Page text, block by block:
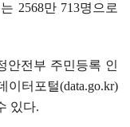
2568만 713명으로
안전부 주민등록 인
이터포털(data.go.kr)
있다.